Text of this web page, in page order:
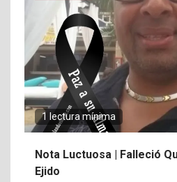
1 lectura mínima
Nota Luctuosa | Falleció
Ejido